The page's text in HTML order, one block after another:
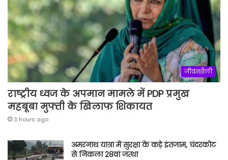
जीवनशैली
राष्ट्रीय ध्वज के अपमान मामले में PDP प्रमुख
महबूबा मुफ्ती के खिलाफ शिकायत
3 hours ago
अमरनाथ यात्रा में सुरक्षा के कड़े इंतजाम, चंदरकोट
से निकला 28वां जत्था